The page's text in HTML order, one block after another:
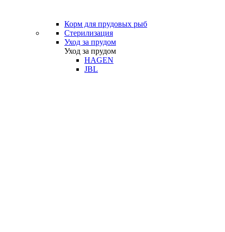
Корм для прудовых рыб
Стерилизация
Уход за прудом
Уход за прудом
HAGEN
JBL